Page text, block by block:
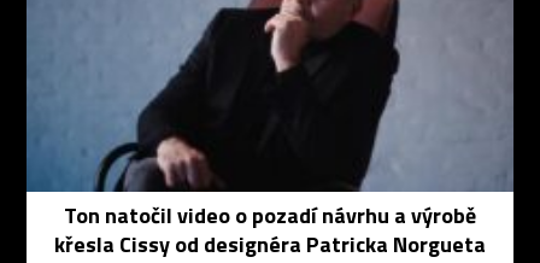
Ton natočil video o pozadí návrhu a výrobě
křesla Cissy od designéra Patricka Norgueta